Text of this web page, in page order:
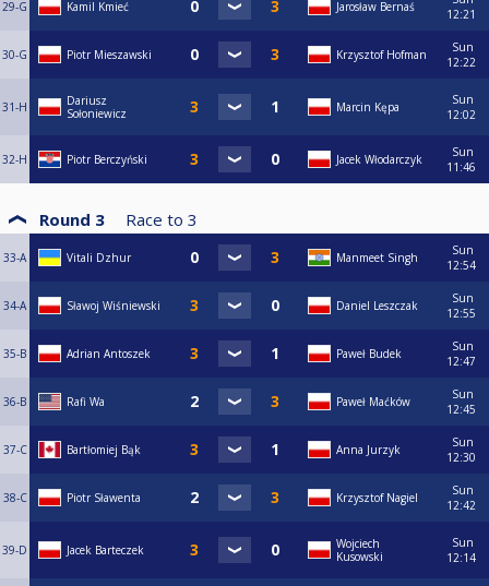
29-G Kamil Kmieć Jarosław Bernaś
12:21
30-G Piotr Mieszawski Krzysztof Hofman
Sun
12:22
31-H
Dariusz
Sołoniewicz
Marcin Kępa
Sun
12:02
32-H Piotr Berczyński Jacek Włodarczyk
Sun
11:46
Round 3 Race to 3
33-A Vitali Dzhur Manmeet Singh
Sun
12:54
34-A Sławoj Wiśniewski Daniel Leszczak
Sun
12:55
35-B Adrian Antoszek Paweł Budek
Sun
12:47
36-B Rafi Wa Paweł Maćków
Sun
12:45
37-C Bartłomiej Bąk Anna Jurzyk
Sun
12:30
38-C Piotr Sławenta Krzysztof Nagiel
Sun
12:42
39-D Jacek Barteczek
Wojciech
Kusowski
Sun
12:14